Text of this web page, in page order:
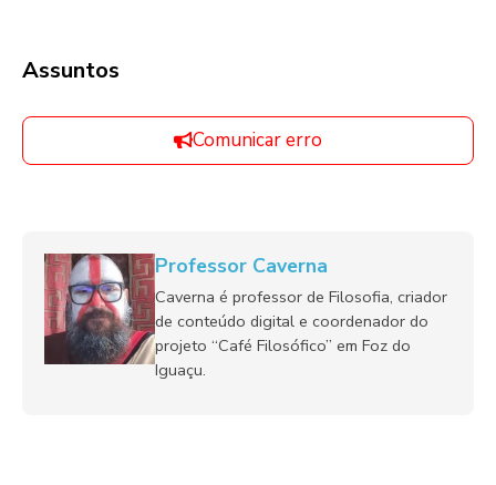
Assuntos
Comunicar erro
Professor Caverna
Caverna é professor de Filosofia, criador
de conteúdo digital e coordenador do
projeto “Café Filosófico” em Foz do
Iguaçu.